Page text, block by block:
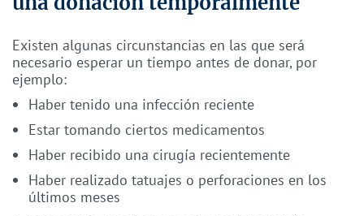
Existen algunas circunstancias en las que será
necesario esperar un tiempo antes de donar, por
ejemplo:
Haber tenido una infección reciente
Estar tomando ciertos medicamentos
Haber recibido una cirugía recientemente
Haber realizado tatuajes o perforaciones en los
últimos meses